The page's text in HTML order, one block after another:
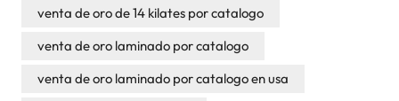
venta de oro de 14 kilates por catalogo
venta de oro laminado por catalogo
venta de oro laminado por catalogo en usa